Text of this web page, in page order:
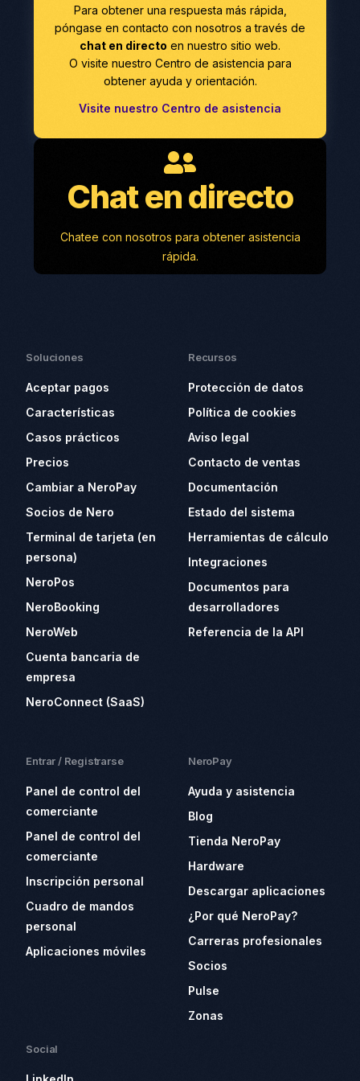
Para obtener una respuesta más rápida,
póngase en contacto con nosotros a través de
chat en directo en nuestro sitio web.
O visite nuestro Centro de asistencia para
obtener ayuda y orientación.
Visite nuestro Centro de asistencia
Chat en directo
Chatee con nosotros para obtener asistencia
rápida.
Soluciones
Aceptar pagos
Características
Casos prácticos
Precios
Cambiar a NeroPay
Socios de Nero
Terminal de tarjeta (en
persona)
NeroPos
NeroBooking
NeroWeb
Cuenta bancaria de
empresa
NeroConnect (SaaS)
Recursos
Protección de datos
Política de cookies
Aviso legal
Contacto de ventas
Documentación
Estado del sistema
Herramientas de cálculo
Integraciones
Documentos para
desarrolladores
Referencia de la API
Entrar / Registrarse
Panel de control del
comerciante
Panel de control del
comerciante
Inscripción personal
Cuadro de mandos
personal
Aplicaciones móviles
NeroPay
Ayuda y asistencia
Blog
Tienda NeroPay
Hardware
Descargar aplicaciones
¿Por qué NeroPay?
Carreras profesionales
Socios
Pulse
Zonas
Social